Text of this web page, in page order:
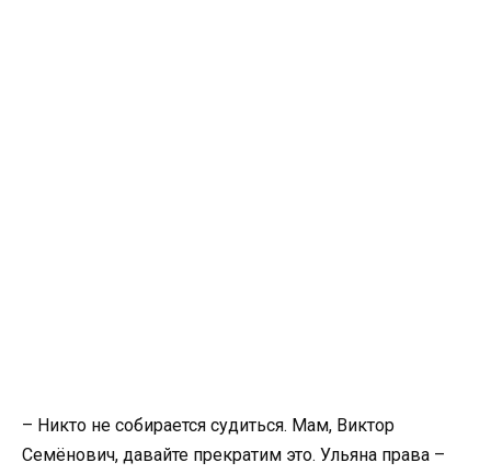
– Никто не собирается судиться. Мам, Виктор
Семёнович, давайте прекратим это. Ульяна права –